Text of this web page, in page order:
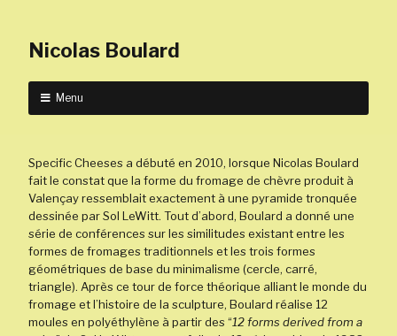
Nicolas Boulard
Menu
Specific Cheeses a débuté en 2010, lorsque Nicolas Boulard
fait le constat que la forme du fromage de chèvre produit à
Valençay ressemblait exactement à une pyramide tronquée
dessinée par Sol LeWitt. Tout d’abord, Boulard a donné une
série de conférences sur les similitudes existant entre les
formes de fromages traditionnels et les trois formes
géométriques de base du minimalisme (cercle, carré,
triangle). Après ce tour de force théorique alliant le monde du
fromage et l’histoire de la sculpture, Boulard réalise 12
moules en polyéthylène à partir des “12 forms derived from a